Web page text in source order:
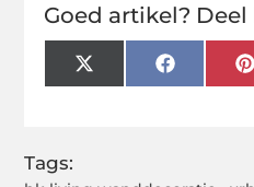
Goed artikel?
X
(Twitter)
Tags: